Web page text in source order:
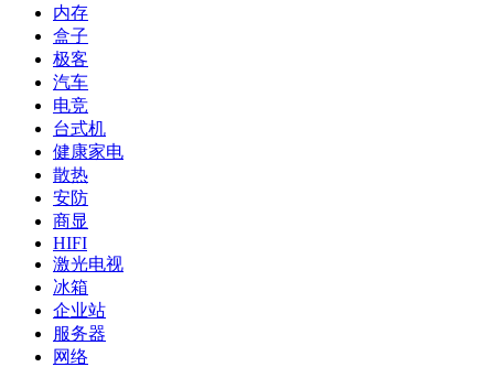
内存
盒子
极客
汽车
电竞
台式机
健康家电
散热
安防
商显
HIFI
激光电视
冰箱
企业站
服务器
网络